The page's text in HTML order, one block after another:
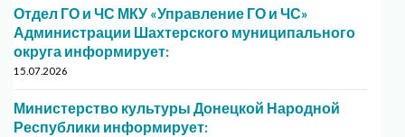
Отдел ГО и ЧС МКУ «Управление ГО и ЧС»
Администрации Шахтерского муниципального
округа информирует:
15.07.2026
Министерство культуры Донецкой Народной
Республики информирует: